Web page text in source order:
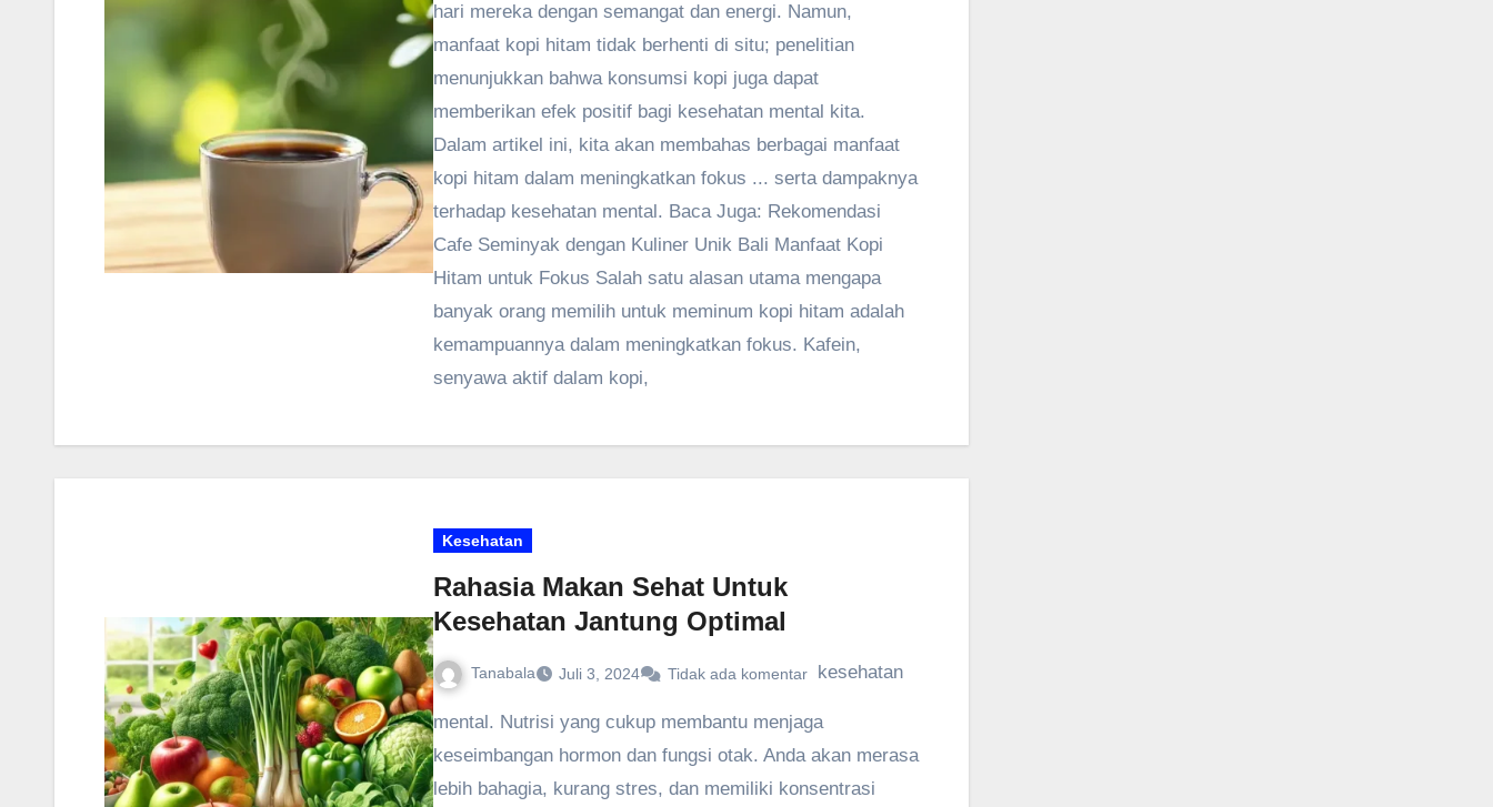
hari mereka dengan semangat dan energi. Namun,
manfaat kopi hitam tidak berhenti di situ; penelitian
menunjukkan bahwa konsumsi kopi juga dapat
memberikan efek positif bagi kesehatan mental kita.
Dalam artikel ini, kita akan membahas berbagai manfaat
kopi hitam dalam meningkatkan fokus ... serta dampaknya
terhadap kesehatan mental. Baca Juga: Rekomendasi
Cafe Seminyak dengan Kuliner Unik Bali Manfaat Kopi
Hitam untuk Fokus Salah satu alasan utama mengapa
banyak orang memilih untuk meminum kopi hitam adalah
kemampuannya dalam meningkatkan fokus. Kafein,
senyawa aktif dalam kopi,
Kesehatan
Rahasia Makan Sehat Untuk
Kesehatan Jantung Optimal
Tanabala Juli 3, 2024 Tidak ada komentar kesehatan
mental. Nutrisi yang cukup membantu menjaga
keseimbangan hormon dan fungsi otak. Anda akan merasa
lebih bahagia, kurang stres, dan memiliki konsentrasi